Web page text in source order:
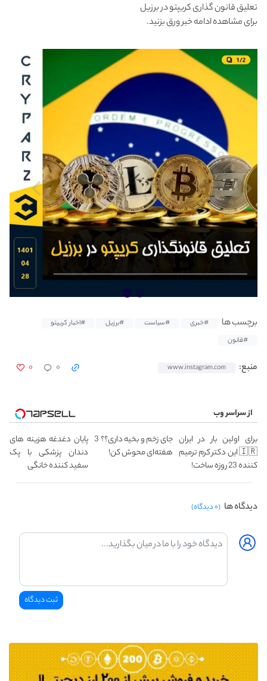
تعلیق قانون گذاری کریپتو در برزیل
برای مشاهده ادامه خبر ورق بزنید.
برچسب ها #خبری #سیاست #برزیل
#اخبار کریپتو
#قانون
منبع: www.instagram.com ۰ ۰
از سراسر وب
برای اولین بار در ایران
🇮🇷 این دکتر کرم ترمیم
کننده 23 روزه ساخت!
جای زخم و بخیه داری؟؟ 3
هفته‌ای محوش کن!
پایان دغدغه هزینه های
دندان پزشکی با پک
سفید کننده خانگی
دیدگاه ها (۰ دیدگاه)